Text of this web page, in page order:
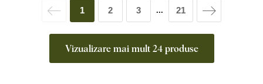
Vizualizare mai mult 24 produse
1 2 3 ... 21